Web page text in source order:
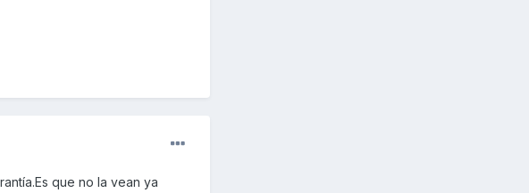
que no la vean ya